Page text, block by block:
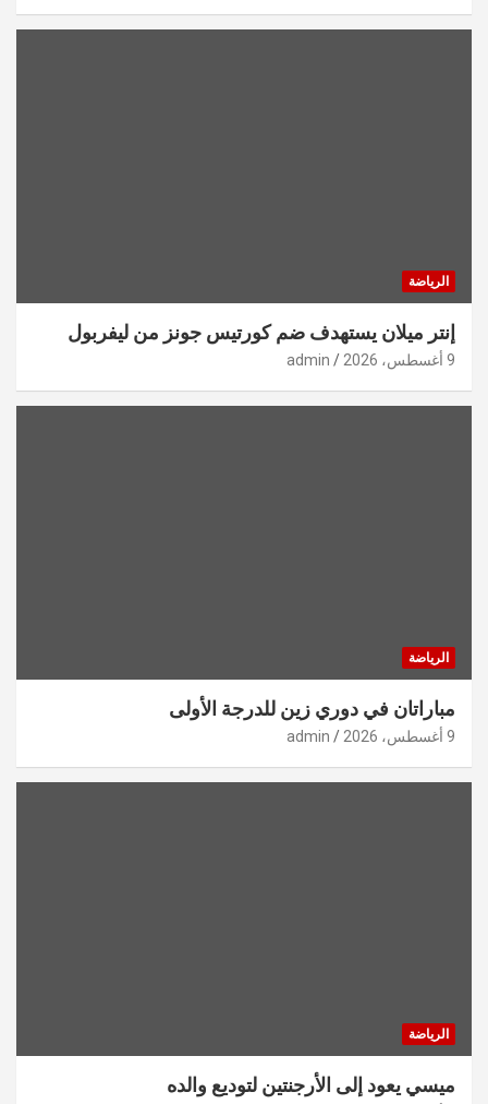
الرياضة
إنتر ميلان يستهدف ضم كورتيس جونز من ليفربول
9 أغسطس، 2026 admin
الرياضة
مباراتان في دوري زين للدرجة الأولى
9 أغسطس، 2026 admin
الرياضة
ميسي يعود إلى الأرجنتين لتوديع والده